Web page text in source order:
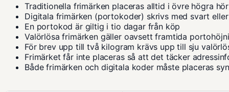
Traditionella frimärken placeras alltid i övre högra
Digitala frimärken (portokoder) skrivs med svart
En portokod är giltig i tio dagar från köp
Valörlösa frimärken gäller oavsett framtida
För brev upp till två kilogram krävs upp till sju
Frimärket får inte placeras så att det täcker
Både frimärken och digitala koder måste placeras